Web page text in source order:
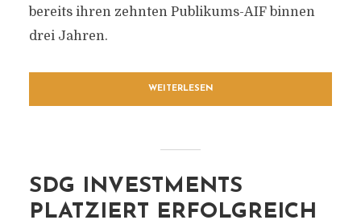
bereits ihren zehnten Publikums-AIF binnen
drei Jahren.
WEITERLESEN
SDG INVESTMENTS
PLATZIERT ERFOLGREICH